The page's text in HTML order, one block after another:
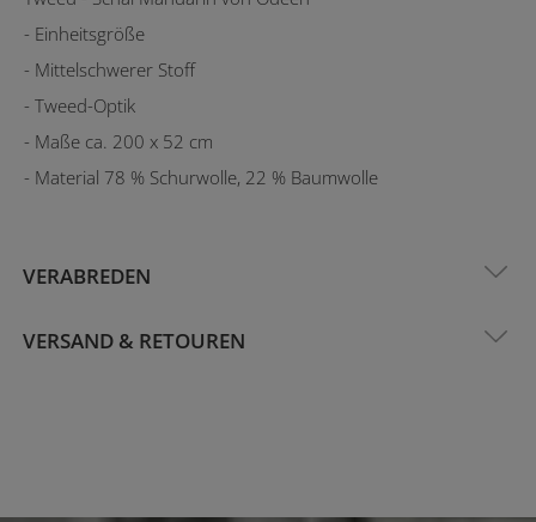
- Einheitsgröße
- Mittelschwerer Stoff
- Tweed-Optik
- Maße ca. 200 x 52 cm
- Material 78 % Schurwolle, 22 % Baumwolle
VERABREDEN
VERSAND & RETOUREN